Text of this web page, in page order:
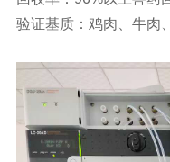
验证基质：鸡肉、牛肉